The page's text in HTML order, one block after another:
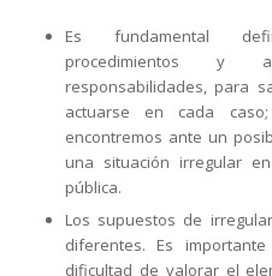
Es fundamental
procedimientos y
responsabilidades, para
actuarse en cada
encontremos ante un
una situación irregular
pública.
Los supuestos de
diferentes. Es
dificultad de valorar el